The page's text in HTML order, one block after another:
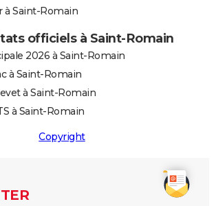
Saint-Romain
officiels à Saint-Romain
2026 à Saint-Romain
à Saint-Romain
à Saint-Romain
à Saint-Romain
Copyright